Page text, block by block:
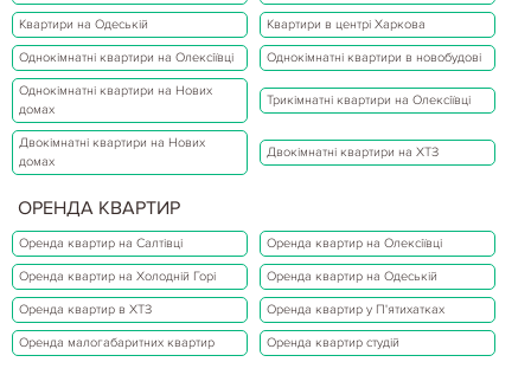
Квартири на Одеській Квартири в центрі Харкова
Однокімнатні квартири на Олексіївці Однокімнатні квартири в новобудові
Однокімнатні квартири на Нових
домах
Трикімнатні квартири на Олексіївці
Двокімнатні квартири на Нових
домах
Двокімнатні квартири на ХТЗ
ОРЕНДА КВАРТИР
Оренда квартир на Салтівці Оренда квартир на Олексіївці
Оренда квартир на Холодній Горі Оренда квартир на Одеській
Оренда квартир в ХТЗ Оренда квартир у П'ятихатках
Оренда малогабаритних квартир Оренда квартир студій